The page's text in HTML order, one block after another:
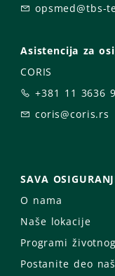
opsmed@tbs-
Asistencija za
CORIS
+381 11 3636
coris@coris.rs
SAVA
O nama
Naše lokacije
Programi
Postanite deo